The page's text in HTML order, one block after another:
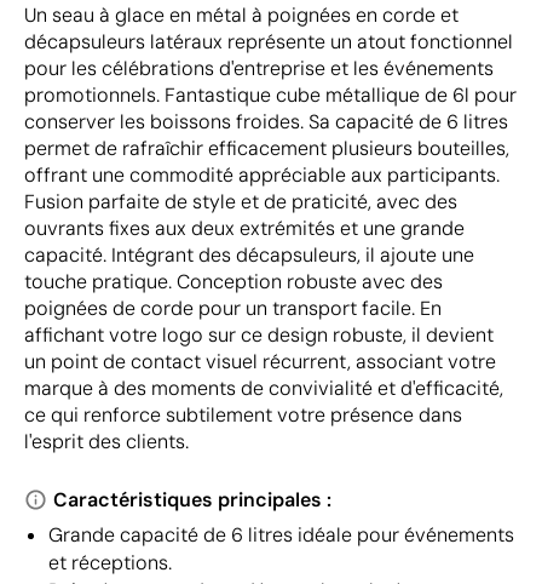
Un seau à glace en métal à poignées en corde et
décapsuleurs latéraux représente un atout fonctionnel
pour les célébrations d'entreprise et les événements
promotionnels. Fantastique cube métallique de 6l pour
conserver les boissons froides. Sa capacité de 6 litres
permet de rafraîchir efficacement plusieurs bouteilles,
offrant une commodité appréciable aux participants.
Fusion parfaite de style et de praticité, avec des
ouvrants fixes aux deux extrémités et une grande
capacité. Intégrant des décapsuleurs, il ajoute une
touche pratique. Conception robuste avec des
poignées de corde pour un transport facile. En
affichant votre logo sur ce design robuste, il devient
un point de contact visuel récurrent, associant votre
marque à des moments de convivialité et d'efficacité,
ce qui renforce subtilement votre présence dans
l'esprit des clients.
Caractéristiques principales :
Grande capacité de 6 litres idéale pour événements
et réceptions.